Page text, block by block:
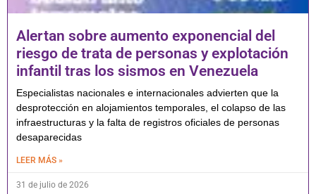
Alertan sobre aumento exponencial del
riesgo de trata de personas y explotación
infantil tras los sismos en Venezuela
Especialistas nacionales e internacionales advierten que la
desprotección en alojamientos temporales, el colapso de las
infraestructuras y la falta de registros oficiales de personas
desaparecidas
LEER MÁS »
31 de julio de 2026